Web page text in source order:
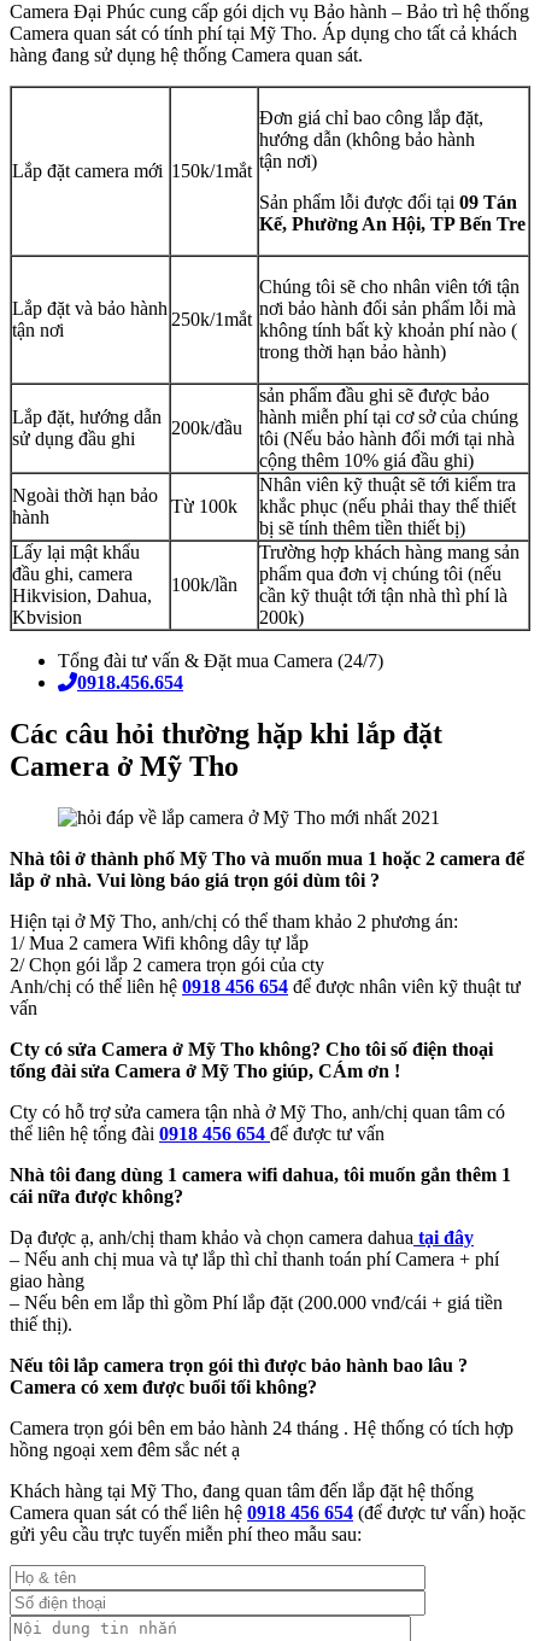
Camera Đại Phúc cung cấp gói dịch vụ Bảo hành – Bảo trì hệ thống
Camera quan sát có tính phí tại Mỹ Tho. Áp dụng cho tất cả khách
hàng đang sử dụng hệ thống Camera quan sát.
Lắp đặt camera mới 150k/1mắt
Đơn giá chỉ bao công lắp đặt,
hướng dẫn (không bảo hành
tận nơi)
Sản phẩm lỗi được đổi tại 09 Tán
Kế, Phường An Hội, TP Bến Tre
Lắp đặt và bảo hành
tận nơi
250k/1mắt
Chúng tôi sẽ cho nhân viên tới tận
nơi bảo hành đổi sản phẩm lỗi mà
không tính bất kỳ khoản phí nào (
trong thời hạn bảo hành)
Lắp đặt, hướng dẫn
sử dụng đầu ghi
200k/đầu
sản phẩm đầu ghi sẽ được bảo
hành miễn phí tại cơ sở của chúng
tôi (Nếu bảo hành đổi mới tại nhà
cộng thêm 10% giá đầu ghi)
Ngoài thời hạn bảo
hành
Từ 100k
Nhân viên kỹ thuật sẽ tới kiểm tra
khắc phục (nếu phải thay thế thiết
bị sẽ tính thêm tiền thiết bị)
Lấy lại mật khẩu
đầu ghi, camera
Hikvision, Dahua,
Kbvision
100k/lần
Trường hợp khách hàng mang sản
phẩm qua đơn vị chúng tôi (nếu
cần kỹ thuật tới tận nhà thì phí là
200k)
Tổng đài tư vấn & Đặt mua Camera (24/7)
0918.456.654
Các câu hỏi thường hặp khi lắp đặt
Camera ở Mỹ Tho
Nhà tôi ở thành phố Mỹ Tho và muốn mua 1 hoặc 2 camera để
lắp ở nhà. Vui lòng báo giá trọn gói dùm tôi ?
Hiện tại ở Mỹ Tho, anh/chị có thể tham khảo 2 phương án:
1/ Mua 2 camera Wifi không dây tự lắp
2/ Chọn gói lắp 2 camera trọn gói của cty
Anh/chị có thể liên hệ 0918 456 654 để được nhân viên kỹ thuật tư
vấn
Cty có sửa Camera ở Mỹ Tho không? Cho tôi số điện thoại
tổng đài sửa Camera ở Mỹ Tho giúp, CÁm ơn !
Cty có hỗ trợ sửa camera tận nhà ở Mỹ Tho, anh/chị quan tâm có
thể liên hệ tổng đài 0918 456 654 để được tư vấn
Nhà tôi đang dùng 1 camera wifi dahua, tôi muốn gắn thêm 1
cái nữa được không?
Dạ được ạ, anh/chị tham khảo và chọn camera dahua tại đây
– Nếu anh chị mua và tự lắp thì chỉ thanh toán phí Camera + phí
giao hàng
– Nếu bên em lắp thì gồm Phí lắp đặt (200.000 vnđ/cái + giá tiền
thiế thị).
Nếu tôi lắp camera trọn gói thì được bảo hành bao lâu ?
Camera có xem được buổi tối không?
Camera trọn gói bên em bảo hành 24 tháng . Hệ thống có tích hợp
hồng ngoại xem đêm sắc nét ạ
Khách hàng tại Mỹ Tho, đang quan tâm đến lắp đặt hệ thống
Camera quan sát có thể liên hệ 0918 456 654 (để được tư vấn) hoặc
gửi yêu cầu trực tuyến miễn phí theo mẫu sau: